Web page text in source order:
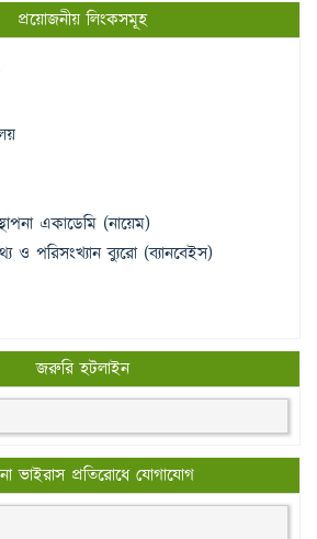
প্রয়োজনীয় লিংকসমূহ
একাডেমি (নায়েম)
ও পরিসংখ্যান ব্যুরো (ব্যানবেইস)
জরুরি হটলাইন
ভাইরাস প্রতিরোধে যোগাযোগ